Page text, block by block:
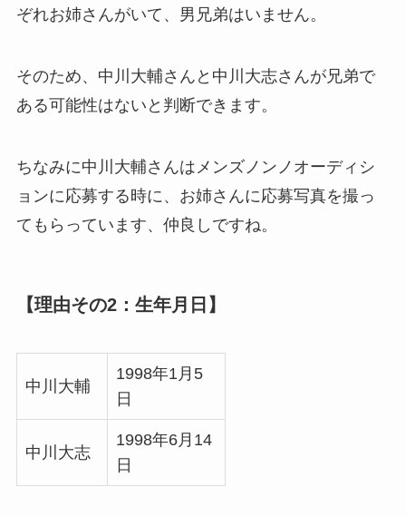
ぞれお姉さんがいて、男兄弟はいません。
そのため、中川大輔さんと中川大志さんが兄弟で
ある可能性はないと判断できます。
ちなみに中川大輔さんはメンズノンノオーディシ
ョンに応募する時に、お姉さんに応募写真を撮っ
てもらっています、仲良しですね。
【理由その2：生年月日】
中川大輔
1998年1月5
日
中川大志
1998年6月14
日